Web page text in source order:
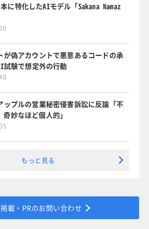
に特化したAIモデル「Sakana Namaz
が偽アカウントで悪意あるコードの承
験で想定外の行動
ップルの営業秘密侵害訴訟に反論「不
妙なほど個人的」
もっと見る
載・PRのお問い合わせ